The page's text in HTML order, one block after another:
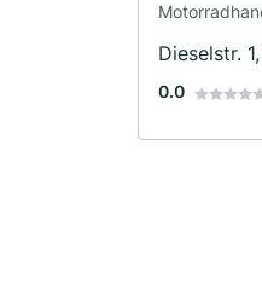
Dieselstr.
0.0